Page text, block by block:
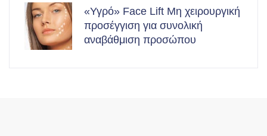
«Υγρό» Face Lift Μη χειρουργική
προσέγγιση για συνολική
αναβάθμιση προσώπου